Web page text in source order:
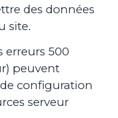
des données
site.
erreurs 500
peuvent
configuration
serveur